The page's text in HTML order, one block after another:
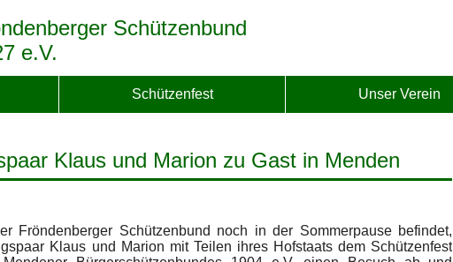
Schützenbund
e.V.
Schützenfest Unser Verein
Klaus und Marion zu Gast in Menden
Fröndenberger Schützenbund noch in der Sommerpause befindet,
Klaus und Marion mit Teilen ihres Hofstaats dem Schützenfest